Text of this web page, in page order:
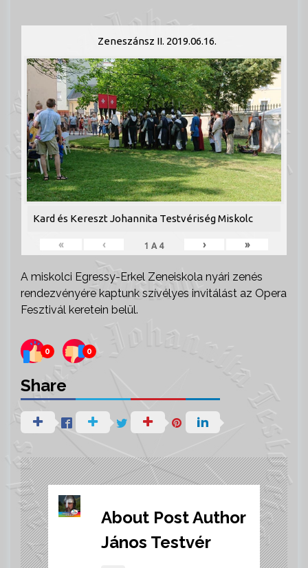
Zeneszánsz II. 2019.06.16.
Kard és Kereszt Johannita Testvériség Miskolc
« ‹ 1 A 4 › »
A miskolci Egressy-Erkel Zeneiskola nyári zenés
rendezvényére kaptunk szívélyes invitálást az Opera
Fesztivál keretein belül.
0 0
Share
About Post Author
János Testvér